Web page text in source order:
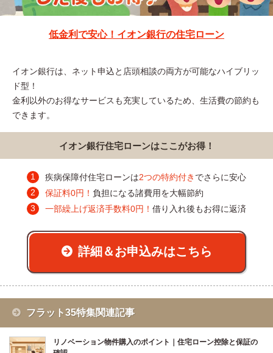
低金利で安心！イオン銀行の住宅ローン
イオン銀行は、ネット申込と店頭相談の両方が可能なハイブリッ
ド型！
金利以外のお得なサービスも充実しているため、生活費の節約も
できます。
イオン銀行住宅ローンはここがお得！
疾病保障付住宅ローンは2つの特約付き でさらに安心
保証料0円！ 負担になる諸費用を大幅節約
一部繰上げ返済手数料0円！ 借り入れ後もお得に返済
詳細＆お申込みはこちら
フラット35特集関連記事
リノベーション物件購入のポイント｜住宅ローン控除と保証の